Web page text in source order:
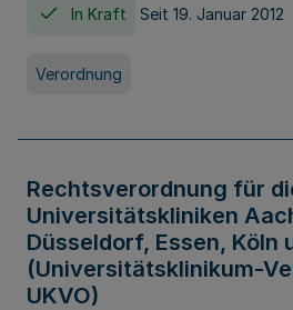
In Kraft Seit 19. Januar 2012
Verordnung
Rechtsverordnung für
Universitätskliniken
Düsseldorf, Essen, Köln
(Universitätsklinikum-
UKVO)